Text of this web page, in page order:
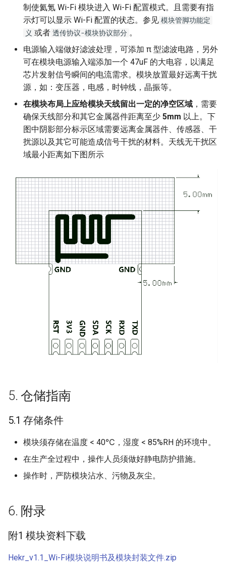
制使氦氪 Wi-Fi 模块进入 Wi-Fi 配置模式。且需要有指
示灯可以显示 Wi-Fi 配置的状态。参见 模块管脚功能定
义 或者 透传协议-模块协议部分 。
电源输入端做好滤波处理，可添加 π 型滤波电路，另外
可在模块电源输入端添加一个 47uF 的大电容，以满足
芯片发射信号瞬间的电流需求。模块放置最好远离干扰
源，如：变压器，电感，时钟线，晶振等。
在模块布局上应给模块天线留出一定的净空区域 ，需要
确保天线部分和其它金属器件距离至少 5mm 以上。下
图中阴影部分标示区域需要远离金属器件、传感器、干
扰源以及其它可能造成信号干扰的材料。天线无干扰区
域最小距离如下图所示
5. 仓储指南
5.1 存储条件
模块须存储在温度 < 40℃，湿度 < 85%RH 的环境中。
在生产全过程中，操作人员须做好静电防护措施。
操作时，严防模块沾水、污物及灰尘。
6. 附录
附1 模块资料下载
Hekr_v1.1_Wi-Fi模块说明书及模块封装文件.zip